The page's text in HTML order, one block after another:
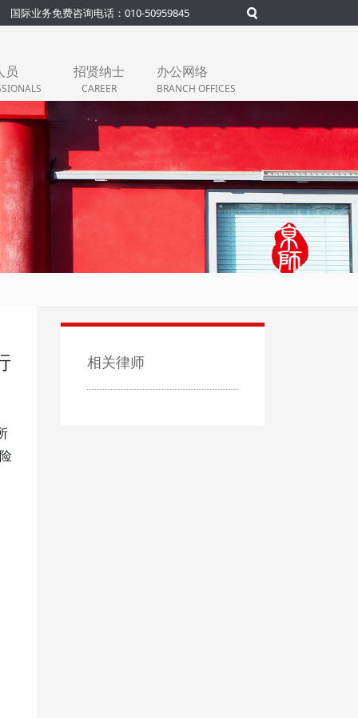
国际业务免费咨询电话：010-50959845
员 招贤纳士
CAREER
办公网络
BRANCH OFFICES
相关律师